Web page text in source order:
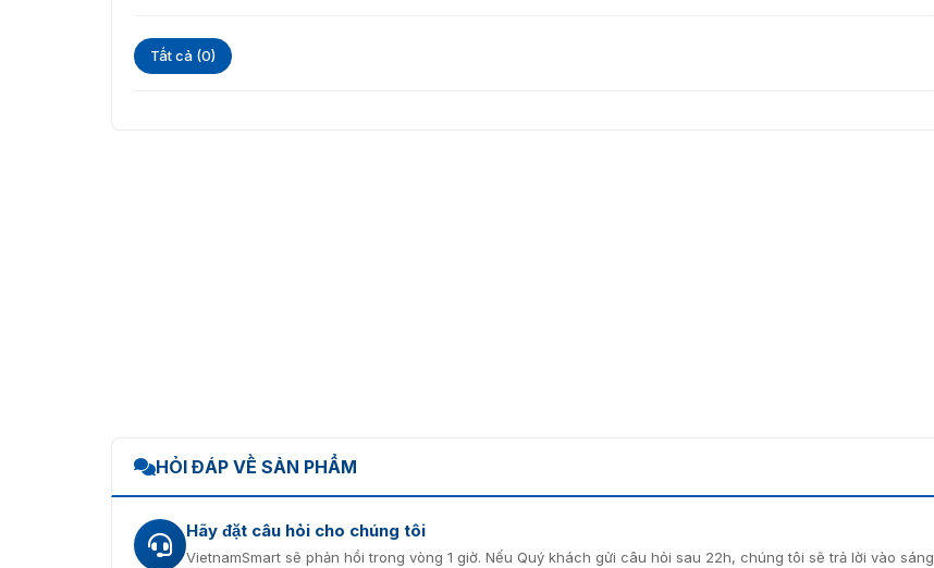
Tất cả (0)
HỎI ĐÁP VỀ SẢN PHẨM
Hãy đặt câu hỏi cho chúng tôi
VietnamSmart sẽ phản hồi trong vòng 1 giờ. Nếu Quý khách gửi câu hỏi sau 22h, chúng tôi sẽ trả lời vào sáng